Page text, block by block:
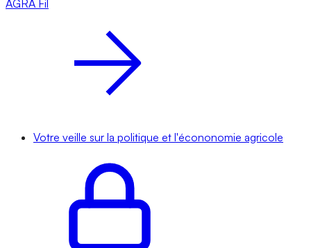
AGRA Fil
Votre veille sur la politique et l'écononomie agricole